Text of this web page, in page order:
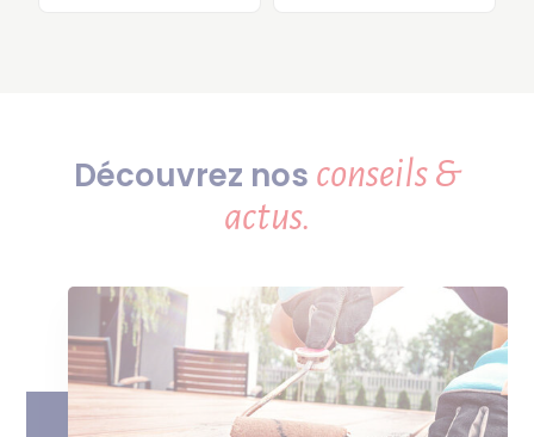
Découvrez nos conseils &
actus.